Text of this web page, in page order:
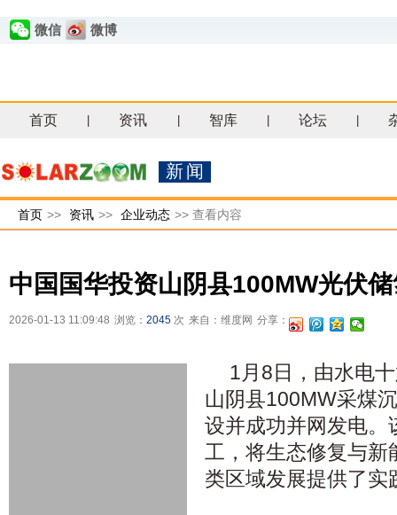
微信 微博
首页 资讯 智库 论坛
新闻
首页 >> 资讯 >> 企业动态 >> 查看内容
中国国华投资山阴县100MW光伏
2026-01-13 11:09:48 浏览： 2045 次 来自：维度网 分享：
1月8日，由水电
山阴县100MW采煤
设并成功并网发电。
工，将生态修复与新
类区域发展提供了实